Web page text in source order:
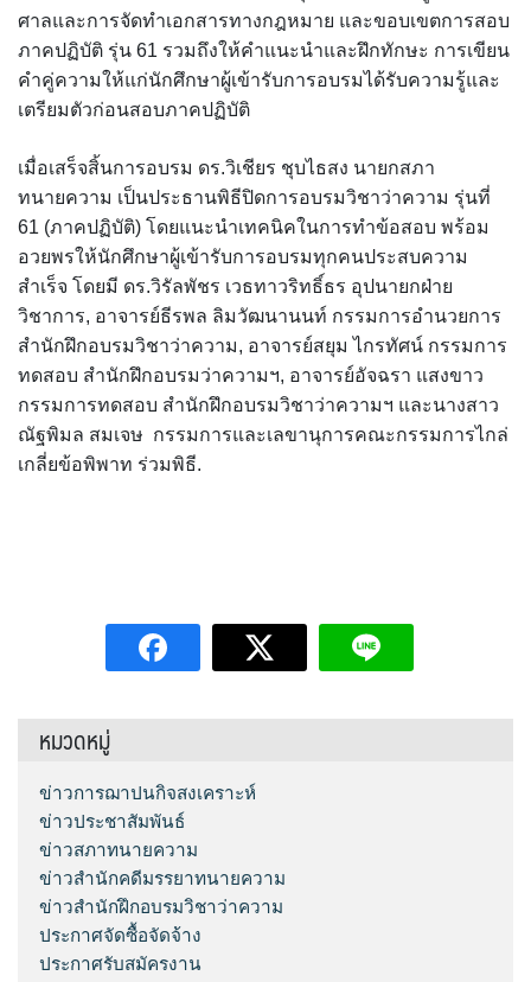
ศาลและการจัดทำเอกสารทางกฎหมาย และขอบเขตการสอบ
ภาคปฏิบัติ รุ่น 61 รวมถึงให้คำแนะนำและฝึกทักษะ การเขียน
คำคู่ความให้แก่นักศึกษาผู้เข้ารับการอบรมได้รับความรู้และ
เตรียมตัวก่อนสอบภาคปฏิบัติ
เมื่อเสร็จสิ้นการอบรม ดร.วิเชียร ชุบไธสง นายกสภา
ทนายความ เป็นประธานพิธีปิดการอบรมวิชาว่าความ รุ่นที่
61 (ภาคปฏิบัติ) โดยแนะนำเทคนิคในการทำข้อสอบ พร้อม
อวยพรให้นักศึกษาผู้เข้ารับการอบรมทุกคนประสบความ
สำเร็จ โดยมี ดร.วิรัลพัชร เวธทาวริทธิ์ธร อุปนายกฝ่าย
วิชาการ, อาจารย์ธีรพล ลิมวัฒนานนท์ กรรมการอำนวยการ
สำนักฝึกอบรมวิชาว่าความ, อาจารย์สยุม ไกรทัศน์ กรรมการ
ทดสอบ สำนักฝึกอบรมว่าความฯ, อาจารย์อัจฉรา แสงขาว
กรรมการทดสอบ สำนักฝึกอบรมวิชาว่าความฯ และนางสาว
ณัฐพิมล สมเจษ กรรมการและเลขานุการคณะกรรมการไกล่
เกลี่ยข้อพิพาท ร่วมพิธี.
หมวดหมู่
ข่าวการฌาปนกิจสงเคราะห์
ข่าวประชาสัมพันธ์
ข่าวสภาทนายความ
ข่าวสำนักคดีมรรยาทนายความ
ข่าวสำนักฝึกอบรมวิชาว่าความ
ประกาศจัดซื้อจัดจ้าง
ประกาศรับสมัครงาน